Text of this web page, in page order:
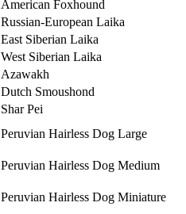
American Foxhound
Russian-European Laika
East Siberian Laika
West Siberian Laika
Azawakh
Dutch Smoushond
Shar Pei
Peruvian Hairless Dog Large
Peruvian Hairless Dog Medium
Peruvian Hairless Dog Miniature